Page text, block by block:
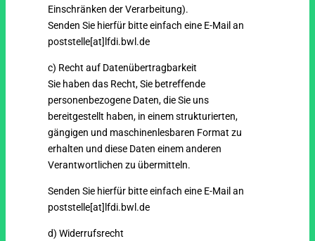
Einschränken der Verarbeitung).
Senden Sie hierfür bitte einfach eine E-Mail an
poststelle[at]lfdi.bwl.de
c) Recht auf Datenübertragbarkeit
Sie haben das Recht, Sie betreffende
personenbezogene Daten, die Sie uns
bereitgestellt haben, in einem strukturierten,
gängigen und maschinenlesbaren Format zu
erhalten und diese Daten einem anderen
Verantwortlichen zu übermitteln.
Senden Sie hierfür bitte einfach eine E-Mail an
poststelle[at]lfdi.bwl.de
d) Widerrufsrecht